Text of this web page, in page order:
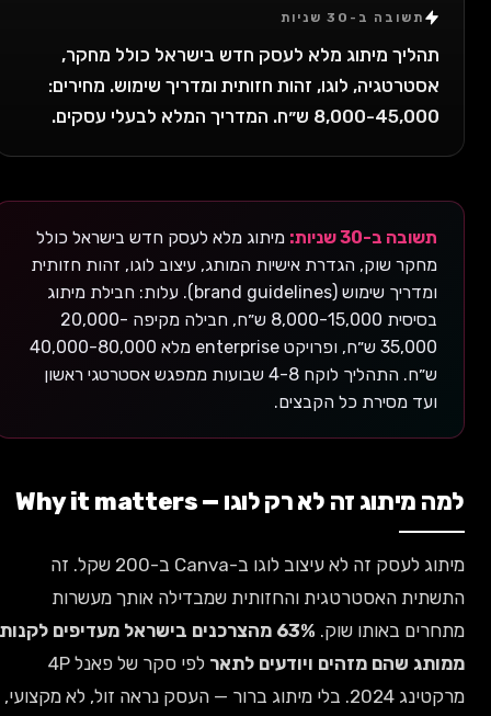
תשובה ב-30 שניות
תהליך מיתוג מלא לעסק חדש בישראל כולל מחקר,
אסטרטגיה, לוגו, זהות חזותית ומדריך שימוש. מחירים:
8,000-45,000 ש״ח. המדריך המלא לבעלי עסקים.
תשובה ב-30 שניות:
מיתוג מלא לעסק חדש בישראל כולל
מחקר שוק, הגדרת אישיות המותג, עיצוב לוגו, זהות חזותית
ומדריך שימוש (brand guidelines). עלות: חבילת מיתוג
בסיסית 8,000-15,000 ש״ח, חבילה מקיפה 20,000-
35,000 ש״ח, ופרויקט enterprise מלא 40,000-80,000
ש״ח. התהליך לוקח 4-8 שבועות ממפגש אסטרטגי ראשון
ועד מסירת כל הקבצים.
למה מיתוג זה לא רק לוגו — Why it matters
מיתוג לעסק זה לא עיצוב לוגו ב-Canva ב-200 שקל. זה
התשתית האסטרטגית והחזותית שמבדילה אותך מעשרות
מתחרים באותו שוק.
63% מהצרכנים בישראל מעדיפים לקנות
ממותג שהם מזהים ויודעים לתאר
לפי סקר של פאנל 4P
מרקטינג 2024. בלי מיתוג ברור — העסק נראה זול, לא מקצועי,